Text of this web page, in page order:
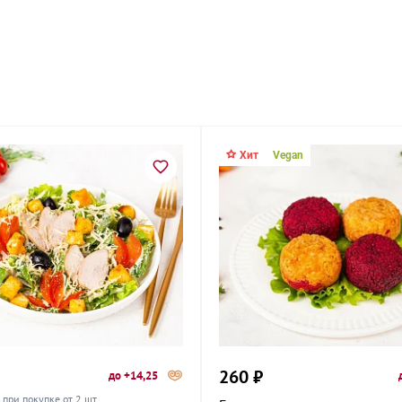
улица,
14
до +14,25
покупке от 2 шт.
Хит Vegan
260 ₽